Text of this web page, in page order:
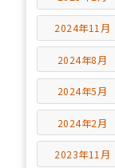
2024年11月
2024年8月
2024年5月
2024年2月
2023年11月